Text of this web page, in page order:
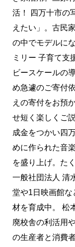
活！ 四万十市の
えたい」。古民
の中でモデルに
ミリー 子育て支
ビースケールの
め急遽のご寄付
えの寄付をお預
せ短く楽しくご
成金をつかい四
めに作られた音
を盛り上げ。た
一般社団法人 清
堂や1日映画館な
材を育成中。 松
廃校舎の利活用
の生産者と消費